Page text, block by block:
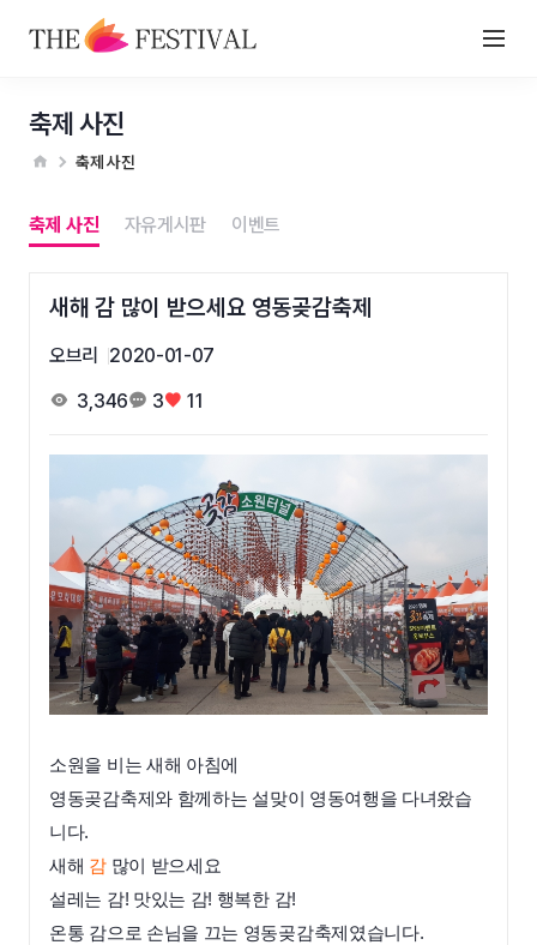
축제 사진
축제 사진
축제 사진 자유게시판 이벤트
새해 감 많이 받으세요 영동곶감축제
오브리
2020-01-07
3,346
3 11
소원을 비는 새해 아침에
영동곶감축제와 함께하는 설맞이 영동여행을 다녀왔습
니다.
새해 감많이 받으세요
설레는 감! 맛있는 감! 행복한 감!
온통 감으로 손님을 끄는 영동곶감축제였습니다.